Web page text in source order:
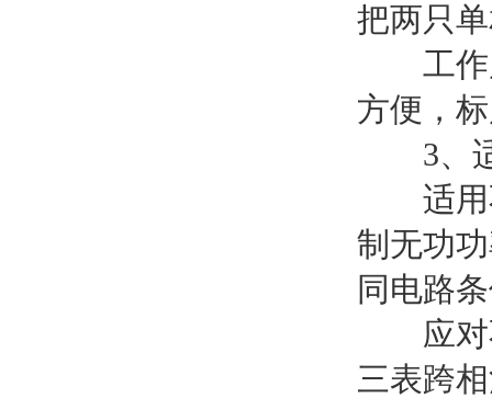
把两只
工作原
方便，
3、适
适用不
制无功
同电路
应对不
三表跨